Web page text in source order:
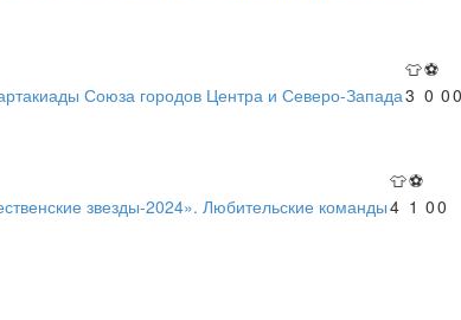
👕⚽
Союза городов Центра и Северо-Запада3 0 00
👕⚽
звезды-2024». Любительские команды4 1 00